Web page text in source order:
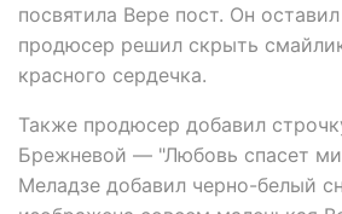
посвятила Вере пост. Он оставил
продюсер решил скрыть
красного сердечка.
Также продюсер добавил
Брежневой — "Любовь спасет
Меладзе добавил черно-белый